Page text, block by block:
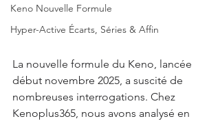
Keno Nouvelle Formule
Hyper-Active Écarts, Séries & Affin
La nouvelle formule du Keno, lancée
début novembre 2025, a suscité de
nombreuses interrogations. Chez
Kenoplus365, nous avons analysé en